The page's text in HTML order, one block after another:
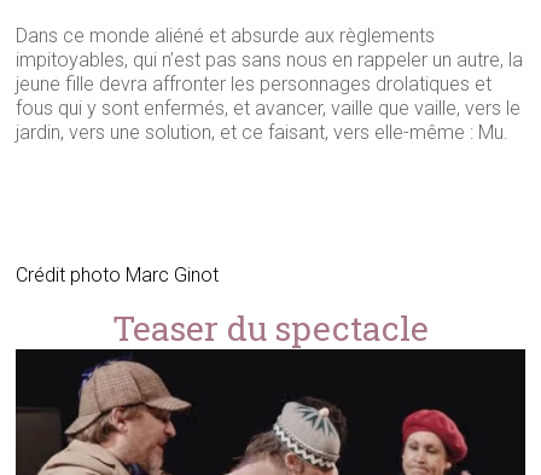
Dans ce monde aliéné et absurde aux règlements
impitoyables, qui n’est pas sans nous en rappeler un autre, la
jeune fille devra affronter les personnages drolatiques et
fous qui y sont enfermés, et avancer, vaille que vaille, vers le
jardin, vers une solution, et ce faisant, vers elle-même : Mu.
Crédit photo Marc Ginot
Teaser du spectacle